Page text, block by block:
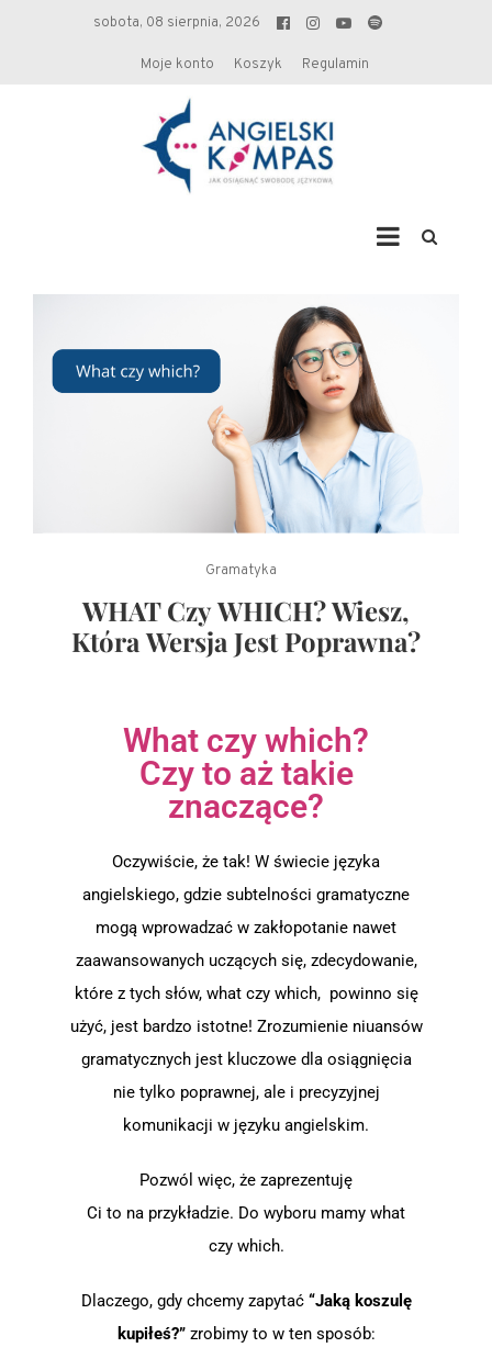
sobota, 08 sierpnia, 2026
Moje konto Koszyk Regulamin
Gramatyka
WHAT Czy WHICH? Wiesz,
Która Wersja Jest Poprawna?
What czy which?
Czy to aż takie
znaczące?
Oczywiście, że tak! W świecie języka
angielskiego, gdzie subtelności gramatyczne
mogą wprowadzać w zakłopotanie nawet
zaawansowanych uczących się, zdecydowanie,
które z tych słów, what czy which, powinno się
użyć, jest bardzo istotne! Zrozumienie niuansów
gramatycznych jest kluczowe dla osiągnięcia
nie tylko poprawnej, ale i precyzyjnej
komunikacji w języku angielskim.
Pozwól więc, że zaprezentuję
Ci to na przykładzie. Do wyboru mamy what
czy which.
Dlaczego, gdy chcemy zapytać “Jaką koszulę
kupiłeś?” zrobimy to w ten sposób: